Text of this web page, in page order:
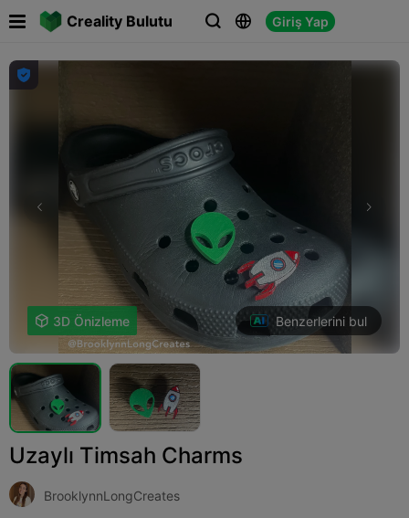
Creality Bulutu   Giriş Yap
 

 3D Önizleme Benzerlerini bul
Uzaylı Timsah Charms
BrooklynnLongCreates